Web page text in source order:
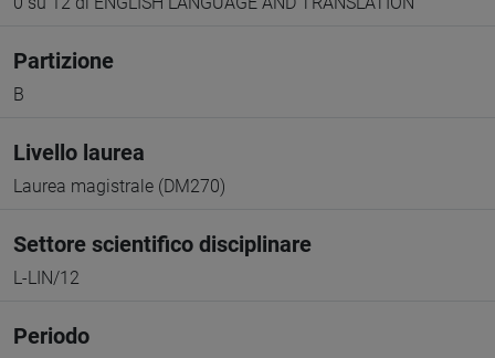
Partizione
B
Livello laurea
Laurea magistrale (DM270)
Settore scientifico disciplinare
L-LIN/12
Periodo